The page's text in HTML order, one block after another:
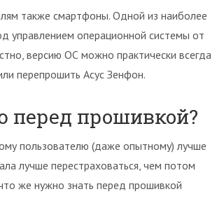
также смартфоны. Одной из наиболее
управлением операционной системы от
версию ОС можно практически всегда
перепрошить Асус Зенфон.
перед прошивкой?
пользователю (даже опытному) лучше
лучше перестраховаться, чем потом
же нужно знать перед прошивкой